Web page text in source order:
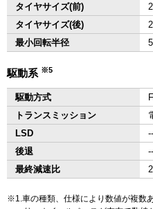
タイヤサイズ(前)
タイヤサイズ(後)
最小回転半径
駆動系 ※5
駆動方式
トランスミッション
LSD
後退
最終減速比
1.車の種類、仕様により数値が複数